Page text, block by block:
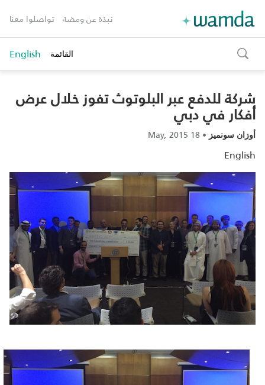
نبذة عن ومضة تواصلوا معنا
toggle
search
القائمة English
شركة للدفع عبر البلوتوث تفوز خلال عرض
أفكار في دبي
أوزان سونميز •
18 May, 2015
English